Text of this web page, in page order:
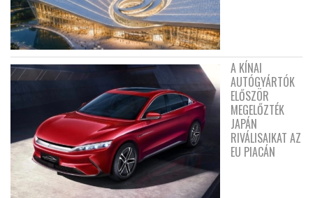
A KÍNAI
AUTÓGYÁRTÓK
ELŐSZÖR
MEGELŐZTÉK
JAPÁN
RIVÁLISAIKAT AZ
EU PIACÁN